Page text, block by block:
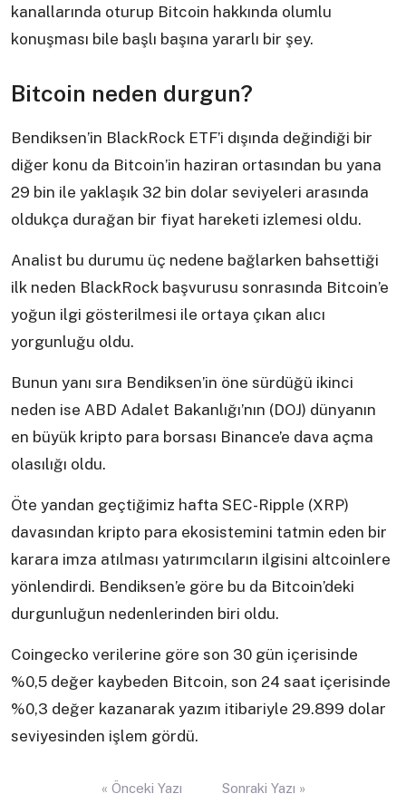
kanallarında oturup Bitcoin hakkında olumlu
konuşması bile başlı başına yararlı bir şey.
Bitcoin neden durgun?
Bendiksen’in BlackRock ETF’i dışında değindiği bir
diğer konu da Bitcoin’in haziran ortasından bu yana
29 bin ile yaklaşık 32 bin dolar seviyeleri arasında
oldukça durağan bir fiyat hareketi izlemesi oldu.
Analist bu durumu üç nedene bağlarken bahsettiği
ilk neden BlackRock başvurusu sonrasında Bitcoin’e
yoğun ilgi gösterilmesi ile ortaya çıkan alıcı
yorgunluğu oldu.
Bunun yanı sıra Bendiksen’in öne sürdüğü ikinci
neden ise ABD Adalet Bakanlığı’nın (DOJ) dünyanın
en büyük kripto para borsası Binance’e dava açma
olasılığı oldu.
Öte yandan geçtiğimiz hafta SEC-Ripple (XRP)
davasından kripto para ekosistemini tatmin eden bir
karara imza atılması yatırımcıların ilgisini altcoinlere
yönlendirdi. Bendiksen’e göre bu da Bitcoin’deki
durgunluğun nedenlerinden biri oldu.
Coingecko verilerine göre son 30 gün içerisinde
%0,5 değer kaybeden Bitcoin, son 24 saat içerisinde
%0,3 değer kazanarak yazım itibariyle 29.899 dolar
seviyesinden işlem gördü.
« Önceki Yazı Sonraki Yazı »